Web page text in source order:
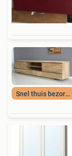
Snel thuis bezorgd